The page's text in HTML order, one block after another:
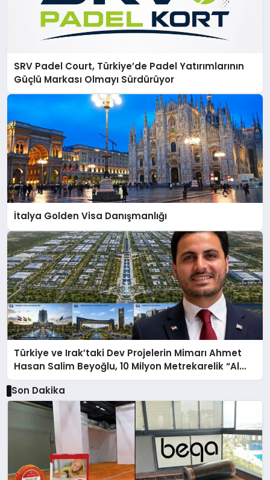
SRV Padel Court, Türkiye’de Padel Yatırımlarının
Güçlü Markası Olmayı Sürdürüyor
İtalya Golden Visa Danışmanlığı
Türkiye ve Irak’taki Dev Projelerin Mimarı Ahmet
Hasan Salim Beyoğlu, 10 Milyon Metrekarelik “Al
Yusuf Holding Industrial City” Projesini Hayata
Geçirecek
Son Dakika